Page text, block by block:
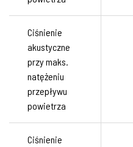
Ciśnienie
akustyczne
przy maks.
natężeniu
przepływu
powietrza
Ciśnienie